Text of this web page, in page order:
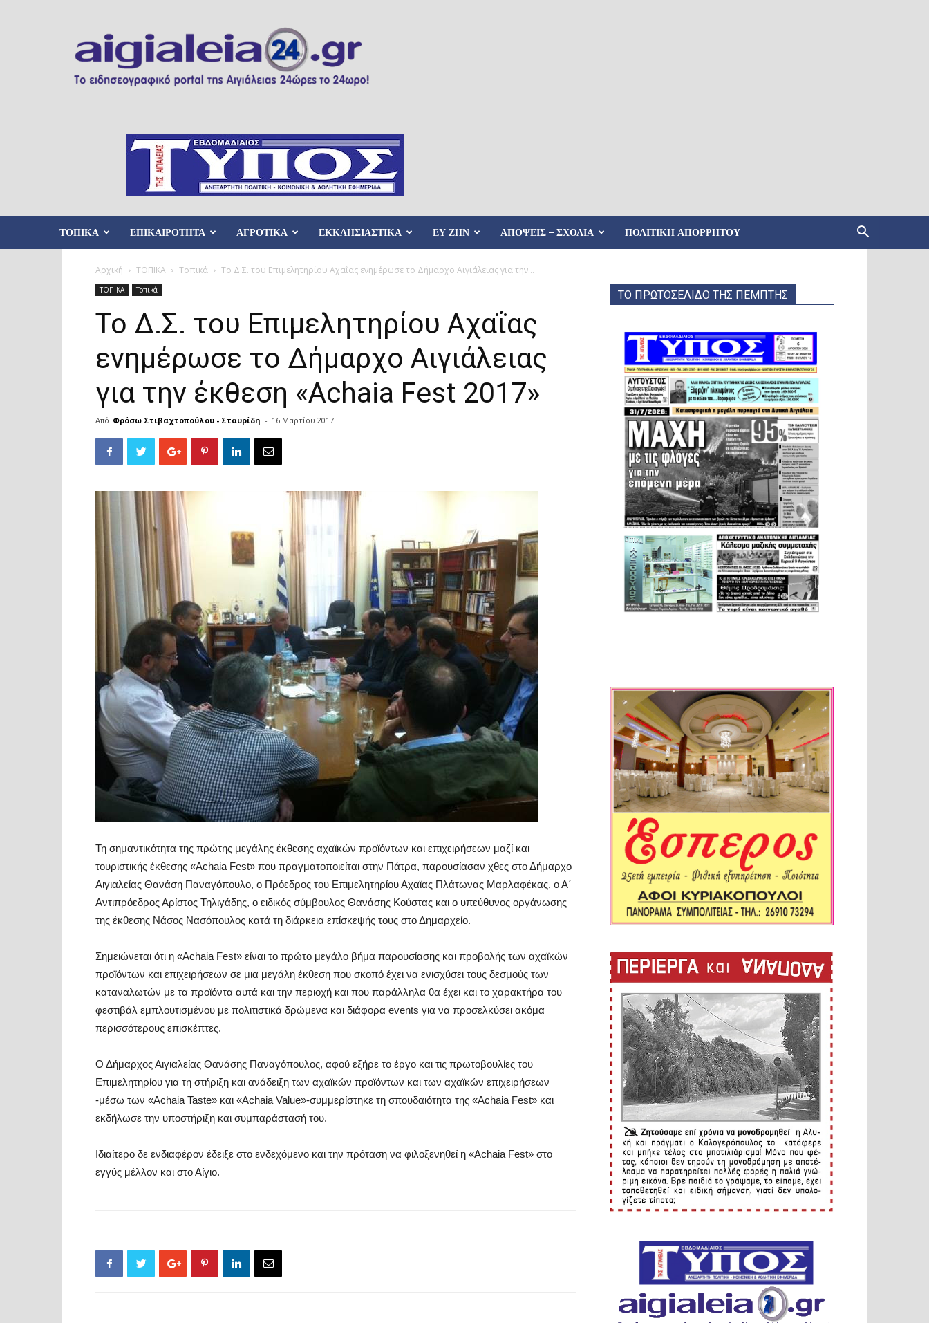
ΤΟΠΙΚΑ ΕΠΙΚΑΙΡΟΤΗΤΑ ΑΓΡΟΤΙΚΑ ΕΚΚΛΗΣΙΑΣΤΙΚΑ ΕΥ ΖΗΝ ΑΠΟΨΕΙΣ – ΣΧΟΛΙΑ ΠΟΛΙΤΙΚΉ ΑΠΟΡΡΉΤΟΥ
Αρχική ΤΟΠΙΚΑ Τοπικά Το Δ.Σ. του Επιμελητηρίου Αχαΐας ενημέρωσε το Δήμαρχο Αιγιάλειας για την...
ΤΟΠΙΚΑ Τοπικά
Το Δ.Σ. του Επιμελητηρίου Αχαΐας
ενημέρωσε το Δήμαρχο Αιγιάλειας
για την έκθεση «Αchaia Fest 2017»
Από Φρόσω Στιβαχτοπούλου - Σταυρίδη - 16 Μαρτίου 2017
Τη σημαντικότητα της πρώτης μεγάλης έκθεσης αχαϊκών προϊόντων και επιχειρήσεων μαζί και
τουριστικής έκθεσης «Αchaia Fest» που πραγματοποιείται στην Πάτρα, παρουσίασαν χθες στο Δήμαρχο
Αιγιαλείας Θανάση Παναγόπουλο, ο Πρόεδρος του Επιμελητηρίου Αχαϊας Πλάτωνας Μαρλαφέκας, ο Α΄
Αντιπρόεδρος Αρίστος Τηλιγάδης, ο ειδικός σύμβουλος Θανάσης Κούστας και ο υπεύθυνος οργάνωσης
της έκθεσης Νάσος Νασόπουλος κατά τη διάρκεια επίσκεψής τους στο Δημαρχείο.
Σημειώνεται ότι η «Achaia Fest» είναι το πρώτο μεγάλο βήμα παρουσίασης και προβολής των αχαϊκών
προϊόντων και επιχειρήσεων σε μια μεγάλη έκθεση που σκοπό έχει να ενισχύσει τους δεσμούς των
καταναλωτών με τα προϊόντα αυτά και την περιοχή και που παράλληλα θα έχει και το χαρακτήρα του
φεστιβάλ εμπλουτισμένου με πολιτιστικά δρώμενα και διάφορα events για να προσελκύσει ακόμα
περισσότερους επισκέπτες.
Ο Δήμαρχος Αιγιαλείας Θανάσης Παναγόπουλος, αφού εξήρε το έργο και τις πρωτοβουλίες του
Επιμελητηρίου για τη στήριξη και ανάδειξη των αχαϊκών προϊόντων και των αχαϊκών επιχειρήσεων
-μέσω των «Αchaia Taste» και «Achaia Value»-συμμερίστηκε τη σπουδαιότητα της «Αchaia Fest» και
εκδήλωσε την υποστήριξη και συμπαράστασή του.
Ιδιαίτερο δε ενδιαφέρον έδειξε στο ενδεχόμενο και την πρόταση να φιλοξενηθεί η «Achaia Fest» στο
εγγύς μέλλον και στο Αίγιο.
ΤΟ ΠΡΩΤΟΣΕΛΙΔΟ ΤΗΣ ΠΕΜΠΤΗΣ